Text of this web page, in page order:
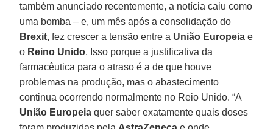
também anunciado recentemente, a notícia caiu como
uma bomba – e, um mês após a consolidação do
Brexit, fez crescer a tensão entre a União Europeia e
o Reino Unido. Isso porque a justificativa da
farmacêutica para o atraso é a de que houve
problemas na produção, mas o abastecimento
continua ocorrendo normalmente no Reio Unido. “A
União Europeia quer saber exatamente quais doses